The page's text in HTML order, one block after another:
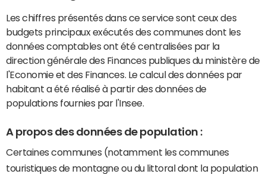
Les chiffres présentés dans ce service sont ceux des
budgets principaux exécutés des communes dont les
données comptables ont été centralisées par la
direction générale des Finances publiques du ministère de
l'Economie et des Finances. Le calcul des données par
habitant a été réalisé à partir des données de
populations fournies par l'Insee.
A propos des données de population :
Certaines communes (notamment les communes
touristiques de montagne ou du littoral dont la population